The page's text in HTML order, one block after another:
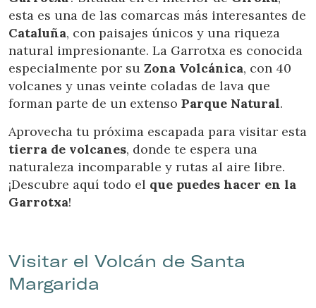
esta es una de las comarcas más interesantes de
Cataluña, con paisajes únicos y una riqueza
natural impresionante. La Garrotxa es conocida
especialmente por su Zona Volcánica, con 40
volcanes y unas veinte coladas de lava que
forman parte de un extenso Parque Natural.
Aprovecha tu próxima escapada para visitar esta
tierra de volcanes, donde te espera una
naturaleza incomparable y rutas al aire libre.
¡Descubre aquí todo el que puedes hacer en la
Garrotxa!
Visitar el Volcán de Santa
Margarida